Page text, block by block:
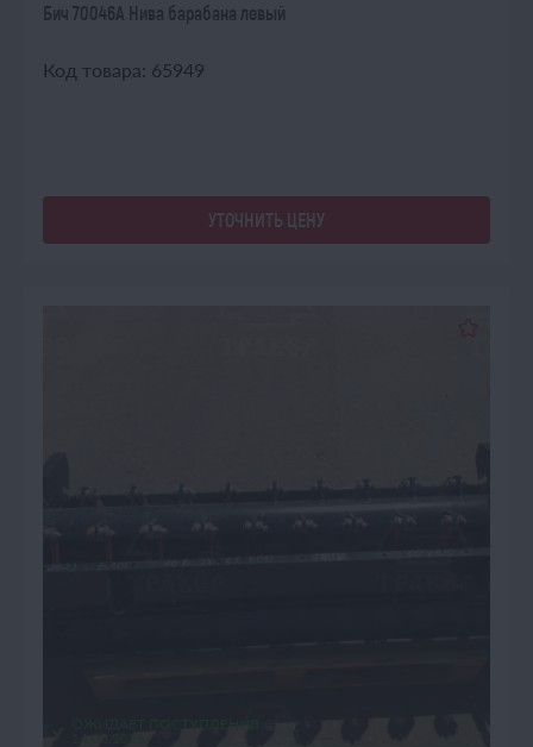
Бич 70046А Нива барабана левый
Код товара: 65949
УТОЧНИТЬ ЦЕНУ